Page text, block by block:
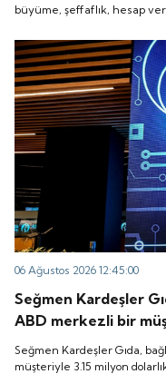
alanlarında yeni bir
büyüme, şeffaflık, hesap
06 Ağustos 2026 12:45:00
Seğmen Kardeşler
ABD merkezli bir
satış sözleşmesi
Seğmen Kardeşler Gıda,
müşteriyle 3.15 milyon